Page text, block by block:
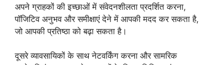
अपने ग्राहकों की इच्छाओं में संवेदनशीलता प्रदर्शित करना,
पॉजिटिव अनुभव और समीक्षाएं देने में आपकी मदद कर सकता है,
जो आपकी प्रतिष्ठा को बढ़ा सकता है।
दूसरे व्यावसायिकों के साथ नेटवर्किंग करना और सामरिक